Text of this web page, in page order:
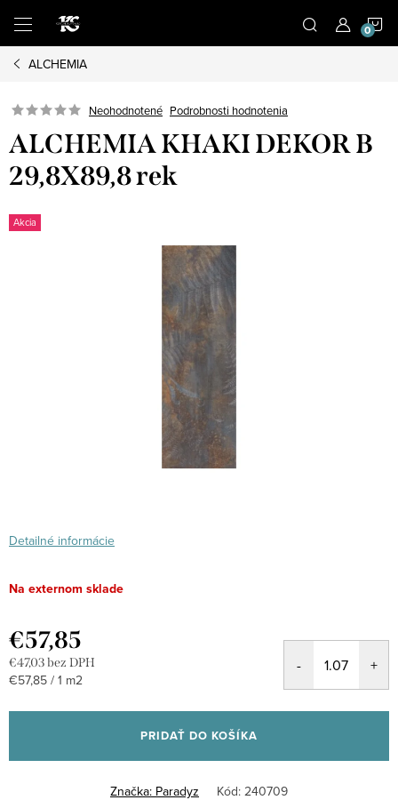
obsah
ALCHEMIA
Neohodnotené Podrobnosti hodnotenia
ALCHEMIA KHAKI DEKOR B
29,8X89,8 rek
Akcia
Detailné informácie
Na externom sklade
€57,85
€47,03 bez DPH
Jednotková
€57,85 / 1 m2
PRIDAŤ DO KOŠÍKA
Značka: Paradyz Kód: 240709